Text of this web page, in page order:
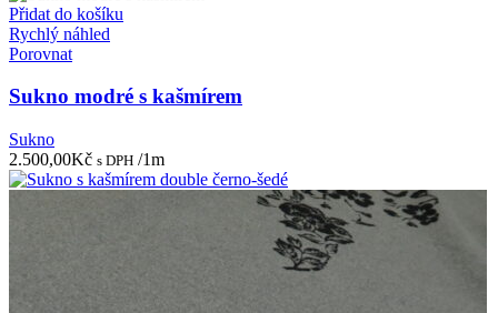
Přidat do košíku
Rychlý náhled
Porovnat
Sukno modré s kašmírem
Sukno
2.500,00Kč s DPH /1m